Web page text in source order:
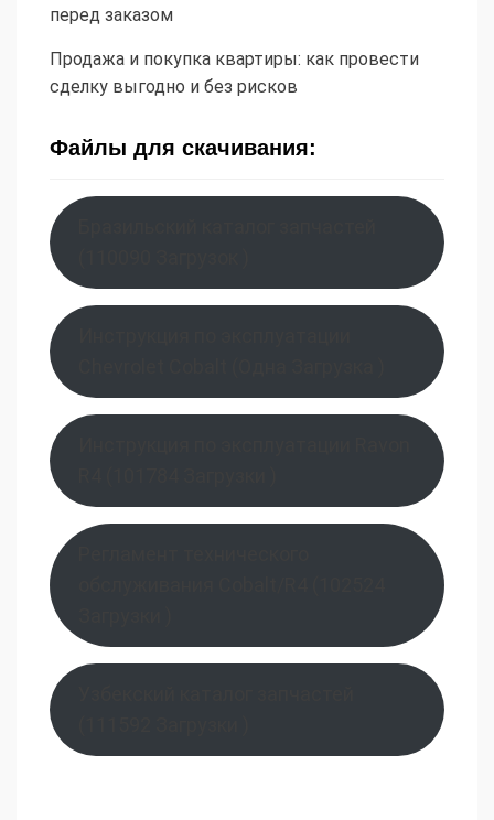
перед заказом
Продажа и покупка квартиры: как провести
сделку выгодно и без рисков
Файлы для скачивания: